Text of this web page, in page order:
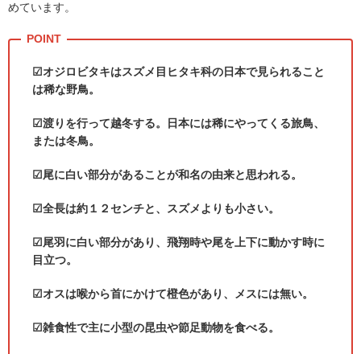
めています。
☑オジロビタキはスズメ目ヒタキ科の日本で見られること
は稀な野鳥。
☑渡りを行って越冬する。日本には稀にやってくる旅鳥、
または冬鳥。
☑尾に白い部分があることが和名の由来と思われる。
☑全長は約１２センチと、スズメよりも小さい。
☑尾羽に白い部分があり、飛翔時や尾を上下に動かす時に
目立つ。
☑オスは喉から首にかけて橙色があり、メスには無い。
☑雑食性で主に小型の昆虫や節足動物を食べる。